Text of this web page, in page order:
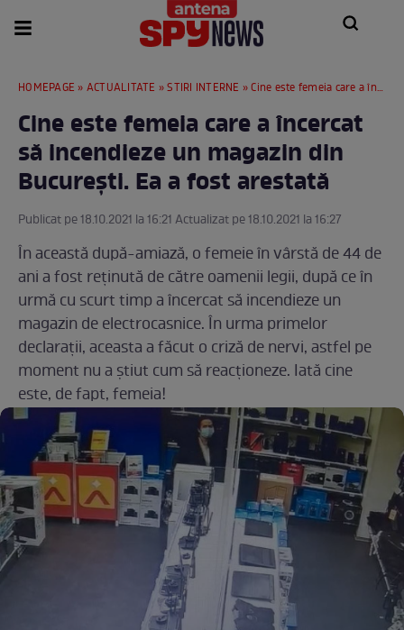
HOMEPAGE » ACTUALITATE »STIRI INTERNE » Cine este femeia care a încercat să incendieze un magazin din București. Ea a fost arestată
Cine este femeia care a încercat
să incendieze un magazin din
București. Ea a fost arestată
Publicat pe 18.10.2021 la 16:21 Actualizat pe 18.10.2021 la 16:27
În această după-amiază, o femeie în vârstă de 44 de
ani a fost reținută de către oamenii legii, după ce în
urmă cu scurt timp a încercat să incendieze un
magazin de electrocasnice. În urma primelor
declarații, aceasta a făcut o criză de nervi, astfel pe
moment nu a știut cum să reacționeze. Iată cine
este, de fapt, femeia!